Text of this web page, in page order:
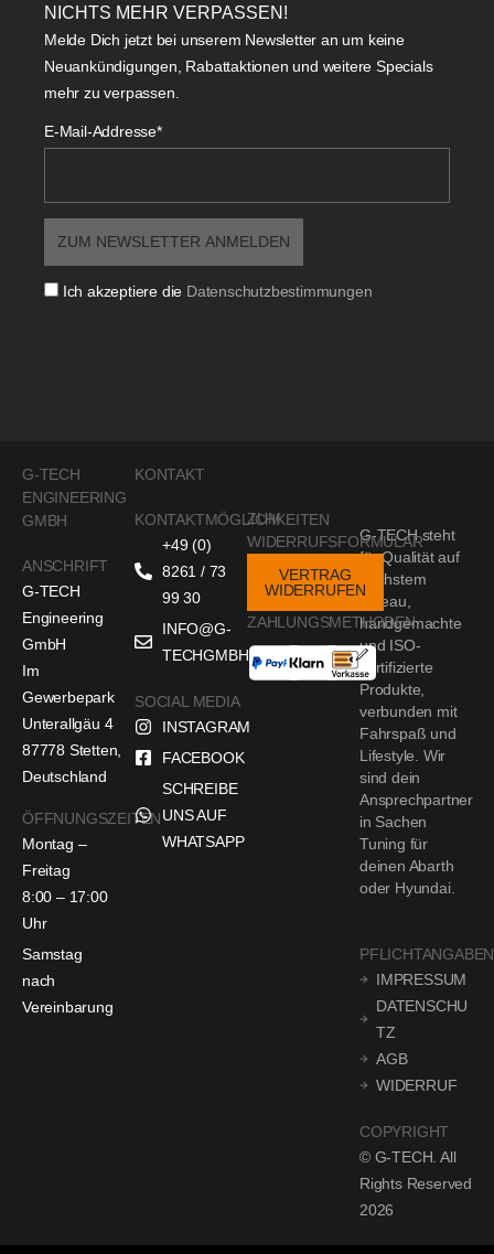
NICHTS MEHR VERPASSEN!
Melde Dich jetzt bei unserem Newsletter an um keine
Neuankündigungen, Rabattaktionen und weitere Specials
mehr zu verpassen.
E-Mail-Addresse*
Ich akzeptiere die Datenschutzbestimmungen
G-TECH steht
für Qualität auf
höchstem
Niveau,
handgemachte
und ISO-
zertifizierte
Produkte,
verbunden mit
Fahrspaß und
Lifestyle. Wir
sind dein
Ansprechpartner
in Sachen
Tuning für
deinen Abarth
oder Hyundai.
PFLICHTANGABEN
IMPRESSUM
DATENSCHU
TZ
AGB
WIDERRUF
COPYRIGHT
© G-TECH. All
Rights Reserved
2026
G-TECH
ENGINEERING
GMBH
ANSCHRIFT
G-TECH
Engineering
GmbH
Im
Gewerbepark
Unterallgäu 4
87778 Stetten,
Deutschland
ÖFFNUNGSZEITEN
Montag –
Freitag
8:00 – 17:00
Uhr
Samstag
nach
Vereinbarung
KONTAKT
KONTAKTMÖGLICHKEITEN
+49 (0)
8261 / 73
99 30
INFO@G-
TECHGMBH.DE
SOCIAL MEDIA
INSTAGRAM
FACEBOOK
SCHREIBE
UNS AUF
WHATSAPP
ZUM
WIDERRUFSFORMULAR
VERTRAG
WIDERRUFEN
ZAHLUNGSMETHODEN